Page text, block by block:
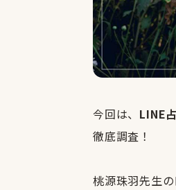
今回は、 LINE
徹底調査！
桃源珠羽先生